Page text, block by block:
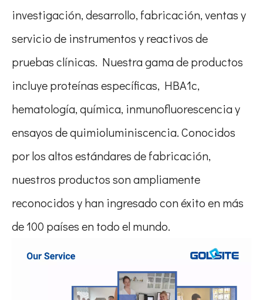
investigación, desarrollo, fabricación, ventas y
servicio de instrumentos y reactivos de
pruebas clínicas. Nuestra gama de productos
incluye proteínas específicas, HBA1c,
hematología, química, inmunofluorescencia y
ensayos de quimioluminiscencia. Conocidos
por los altos estándares de fabricación,
nuestros productos son ampliamente
reconocidos y han ingresado con éxito en más
de 100 países en todo el mundo.